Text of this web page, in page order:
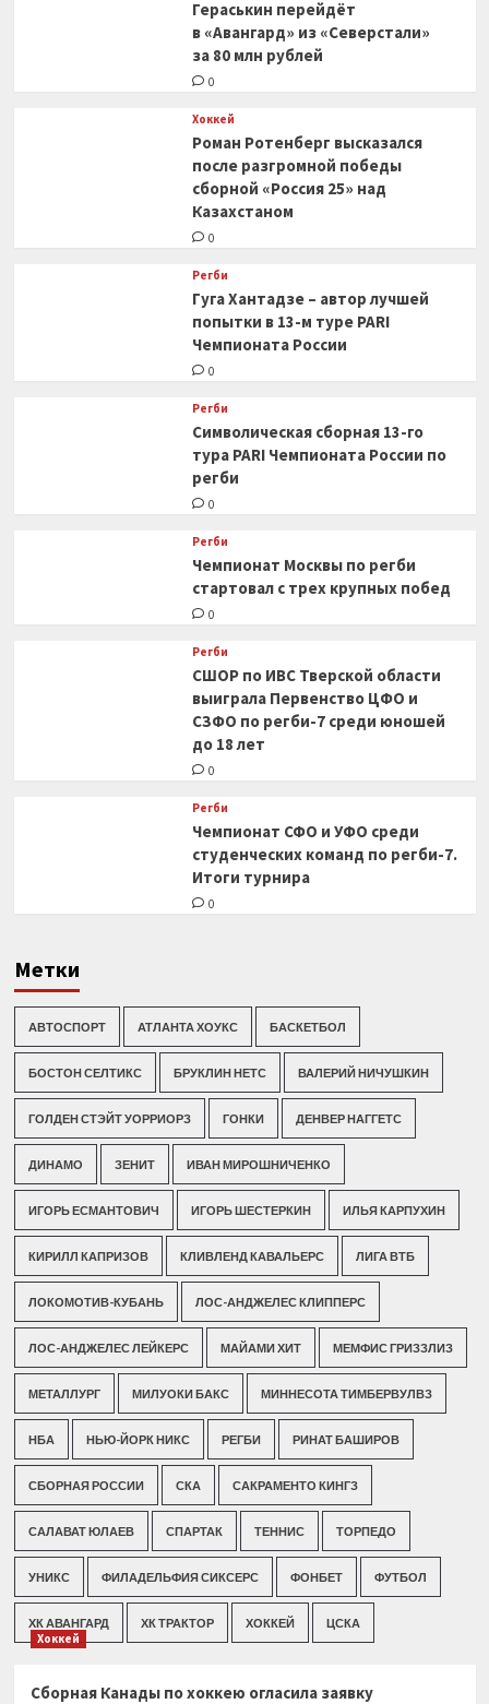
Гераськин перейдёт
в «Авангард» из «Северстали»
за 80 млн рублей
0
Хоккей
Роман Ротенберг высказался
после разгромной победы
сборной «Россия 25» над
Казахстаном
0
Регби
Гуга Хантадзе – автор лучшей
попытки в 13-м туре PARI
Чемпионата России
0
Регби
Символическая сборная 13-го
тура PARI Чемпионата России по
регби
0
Регби
Чемпионат Москвы по регби
стартовал с трех крупных побед
0
Регби
СШОР по ИВС Тверской области
выиграла Первенство ЦФО и
СЗФО по регби-7 среди юношей
до 18 лет
0
Регби
Чемпионат СФО и УФО среди
студенческих команд по регби-7.
Итоги турнира
0
Метки
АВТОСПОРТ АТЛАНТА ХОУКС БАСКЕТБОЛ
БОСТОН СЕЛТИКС БРУКЛИН НЕТС ВАЛЕРИЙ НИЧУШКИН
ГОЛДЕН СТЭЙТ УОРРИОРЗ ГОНКИ ДЕНВЕР НАГГЕТС
ДИНАМО ЗЕНИТ ИВАН МИРОШНИЧЕНКО
ИГОРЬ ЕСМАНТОВИЧ ИГОРЬ ШЕСТЕРКИН ИЛЬЯ КАРПУХИН
КИРИЛЛ КАПРИЗОВ КЛИВЛЕНД КАВАЛЬЕРС ЛИГА ВТБ
ЛОКОМОТИВ-КУБАНЬ ЛОС-АНДЖЕЛЕС КЛИППЕРС
ЛОС-АНДЖЕЛЕС ЛЕЙКЕРС МАЙАМИ ХИТ МЕМФИС ГРИЗЗЛИЗ
МЕТАЛЛУРГ МИЛУОКИ БАКС МИННЕСОТА ТИМБЕРВУЛВЗ
НБА НЬЮ-ЙОРК НИКС РЕГБИ РИНАТ БАШИРОВ
СБОРНАЯ РОССИИ СКА САКРАМЕНТО КИНГЗ
САЛАВАТ ЮЛАЕВ СПАРТАК ТЕННИС ТОРПЕДО
УНИКС ФИЛАДЕЛЬФИЯ СИКСЕРС ФОНБЕТ ФУТБОЛ
ХК АВАНГАРД ХК ТРАКТОР ХОККЕЙ ЦСКА
Хоккей
Сборная Канады по хоккею огласила заявку